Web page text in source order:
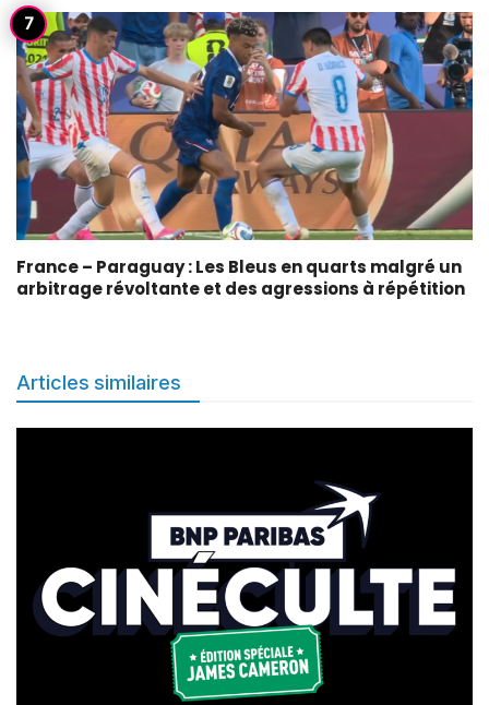
France – Paraguay : Les Bleus en quarts malgré un
arbitrage révoltante et des agressions à répétition
Articles similaires